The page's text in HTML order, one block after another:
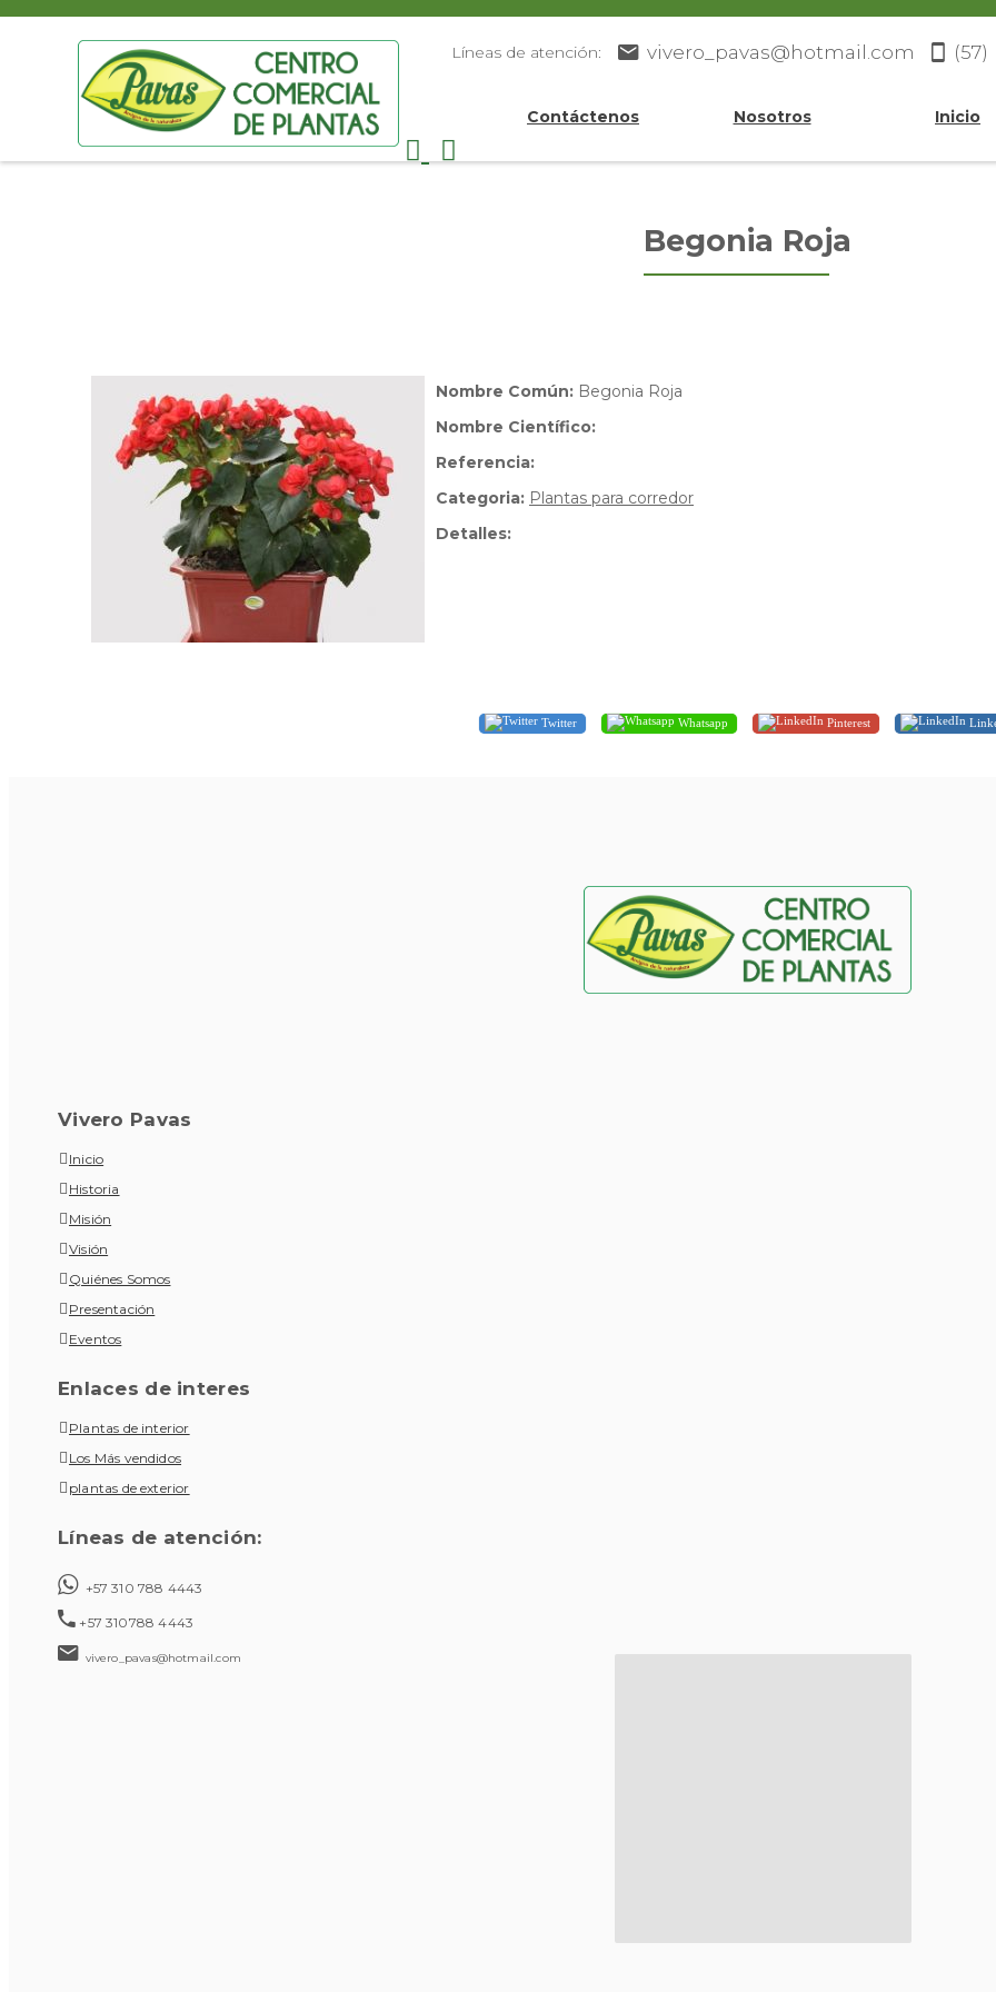
Líneas de atención: vivero_pavas@hotmail.com (57)
Contáctenos Nosotros Inicio
Begonia Roja
Nombre Común: Begonia Roja
Nombre Científico:
Referencia:
Categoria: Plantas para corredor
Detalles:
Twitter Whatsapp Pinterest
Vivero Pavas
Inicio
Historia
Misión
Visión
Quiénes Somos
Presentación
Eventos
Enlaces de interes
Plantas de interior
Los Más vendidos
plantas de exterior
Líneas de atención:
+57 310 788 4443
+57 310788 4443
vivero_pavas@hotmail.com